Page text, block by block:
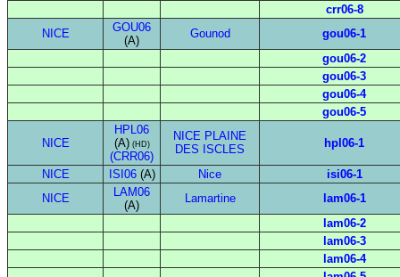
crr06-8
NICE
GOU06
(A)
Gounod
gou06-1
gou06-2
gou06-3
gou06-4
gou06-5
NICE
HPL06
(A)(HD)
(CRR06)
NICE PLAINE
DES ISCLES
hpl06-1
NICE ISI06(A) Nice
isi06-1
NICE
LAM06
(A)
Lamartine
lam06-1
lam06-2
lam06-3
lam06-4